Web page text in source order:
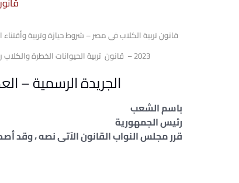
2023 – قانون تربية الحيوانات الخطرة والكلاب رقم 29 لسنة 2023 – قانون أقتناء الحيوانات الخطرة والكلاب رقم 29 لسنة 2023
الجريدة الرسمية – العدد 21 مكرر (أ) – في 29 مايو
باسم الشعب
رئيس الجمهورية
قرر مجلس النواب القانون الآتى نصه ، وقد